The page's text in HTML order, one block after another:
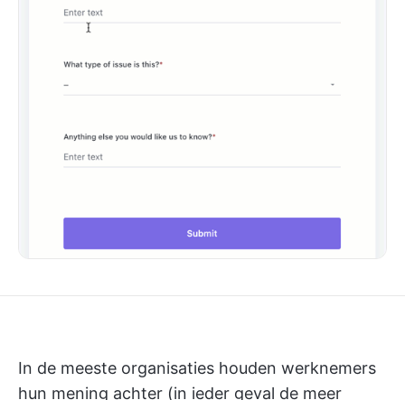
In de meeste organisaties houden werknemers
hun mening achter (in ieder geval de meer